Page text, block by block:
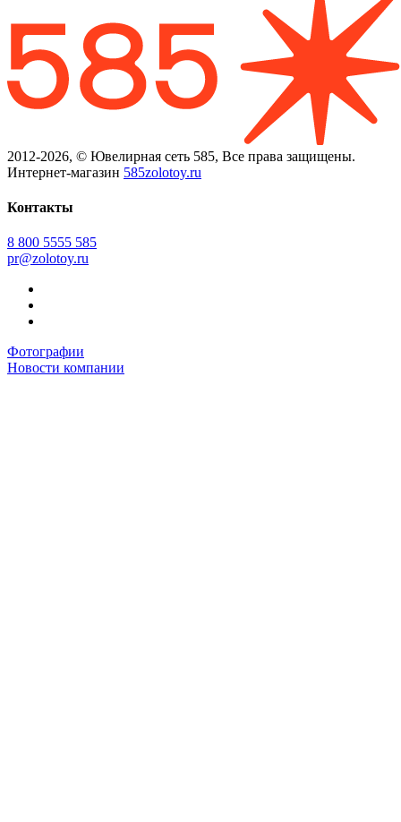
2012-2026, © Ювелирная сеть 585, Все права защищены.
Интернет-магазин 585zolotoy.ru
Контакты
8 800 5555 585
pr@zolotoy.ru
Фотографии
Новости компании